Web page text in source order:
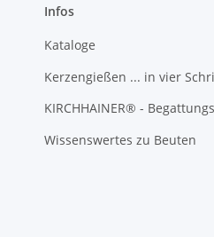
Infos
Kataloge
Kerzengießen ... in vier
KIRCHHAINER® -
Wissenswertes zu Beuten